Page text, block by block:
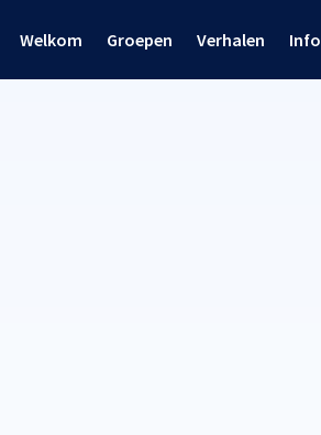
Welkom Groepen Verhalen Info